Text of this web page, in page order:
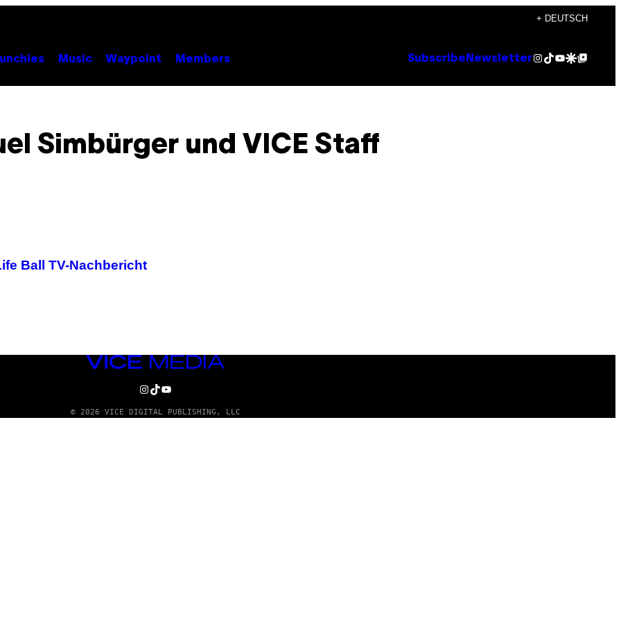
+ DEUTSCH
Music Waypoint Members Subscribe NewsletterInstagram
TikTok
YouTube
Google Discover
Google Top Posts
Simbürger und VICE Staff
Ball TV-Nachbericht
VICE
INSTAGRAM
TIKTOK
YOUTUBE
© 2026 VICE DIGITAL PUBLISHING, LLC